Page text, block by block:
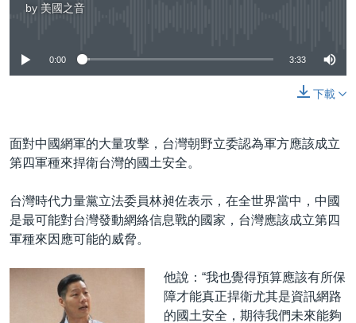
建國史話
其他語言網站
by 美國之音
0:00 3:33
下載
面對中國網軍的大量攻擊，台灣朝野立委認為軍方應該成立
第四軍種來捍衛台灣的國土安全。
台灣時代力量黨立法委員林昶佐表示，在全世界當中，中國
是最可能對台灣發動網絡信息戰的國家，台灣應該成立第四
軍種來因應可能的威脅。
他說：“我也覺得預算應該有所保
障才能真正捍衛尤其是資訊網路
的國土安全，期待我們未來能夠